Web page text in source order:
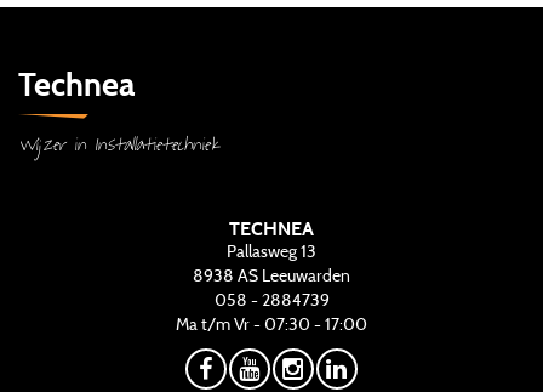
Technea
Wijzer in Installatietechniek
TECHNEA
Pallasweg 13
8938 AS Leeuwarden
058 - 2884739
Ma t/m Vr - 07:30 - 17:00